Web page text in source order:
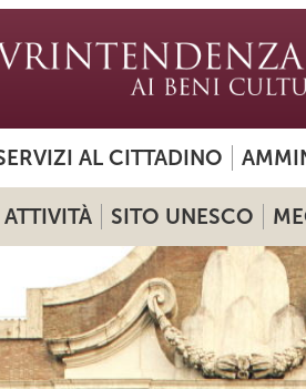
AL CITTADINO
ATTIVITÀ SITO UNESCO